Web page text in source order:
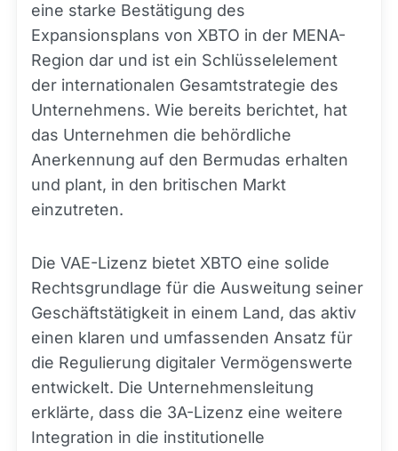
eine starke Bestätigung des
Expansionsplans von XBTO in der MENA-
Region dar und ist ein Schlüsselelement
der internationalen Gesamtstrategie des
Unternehmens. Wie bereits berichtet, hat
das Unternehmen die behördliche
Anerkennung auf den Bermudas erhalten
und plant, in den britischen Markt
einzutreten.
Die VAE-Lizenz bietet XBTO eine solide
Rechtsgrundlage für die Ausweitung seiner
Geschäftstätigkeit in einem Land, das aktiv
einen klaren und umfassenden Ansatz für
die Regulierung digitaler Vermögenswerte
entwickelt. Die Unternehmensleitung
erklärte, dass die 3A-Lizenz eine weitere
Integration in die institutionelle